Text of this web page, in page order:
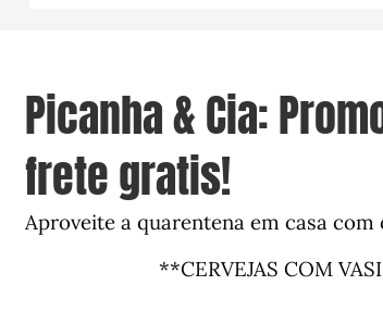
Picanha & Cia:
frete gratis!
Aproveite a quarentena em casa
**CERVEJAS COM